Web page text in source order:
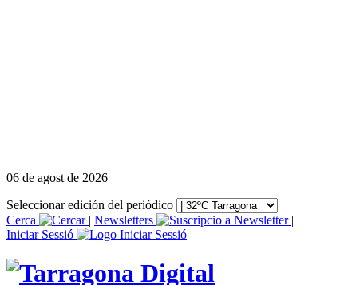
06 de agost de 2026
Seleccionar edición del periódico
Cerca
| Newsletters
|
Iniciar Sessió